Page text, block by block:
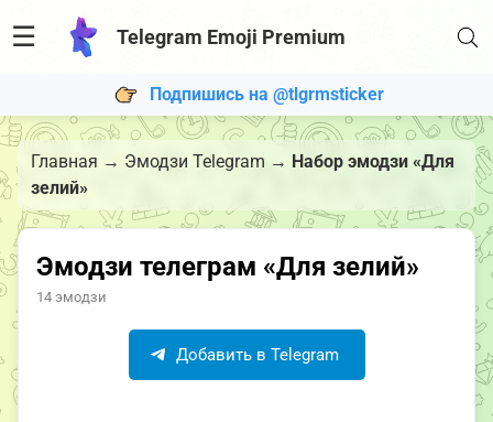
☰ Telegram Emoji Premium
Подпишись на @tlgrmsticker
Главная → Эмодзи Telegram → Набор эмодзи «Для
зелий»
Эмодзи телеграм «Для зелий»
14 эмодзи
Добавить в Telegram